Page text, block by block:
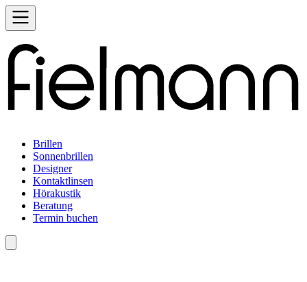
Brillen
Sonnenbrillen
Designer
Kontaktlinsen
Hörakustik
Beratung
Termin buchen